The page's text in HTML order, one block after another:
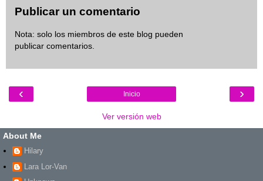
Publicar un comentario
Nota: solo los miembros de este blog pueden
publicar comentarios.
‹ ›
Inicio
Ver versión web
About Me
Hilary
Lara Lor-Van